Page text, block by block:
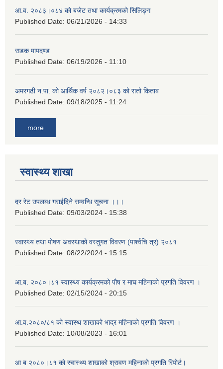
आ.व. २०८३।०८४ को बजेट तथा कार्यक्रमको सिलिङ्ग
Published Date: 06/21/2026 - 14:33
सडक मापदण्ड
Published Date: 06/19/2026 - 11:10
अमरगढी न.पा. को आर्थिक वर्ष २०८२।०८३ को रातो किताब
Published Date: 09/18/2025 - 11:24
more
स्वास्थ्य शाखा
दर रेट उपलब्ध गराईदिने सम्वन्धि सूचना ।।।
Published Date: 09/03/2024 - 15:38
स्वास्थ्य तथा पोषण अवस्थाको वस्तुगत विवरण (पार्श्वचि त्र) २०८१
Published Date: 08/22/2024 - 15:15
आ.ब. २०८०।८१ स्वास्थ्य कार्यक्रमको पौष र माघ महिनाको प्रगति विवरण ।
Published Date: 02/15/2024 - 20:15
आ.व.२०८०/८१ को स्वास्थ शाखाको भाद्र महिनाको प्रगति विवरण ।
Published Date: 10/08/2023 - 16:01
आ ब २०८०।८१ को स्वास्थ्य शाखाको श्रावण महिनाको प्रगति रिपोर्ट।